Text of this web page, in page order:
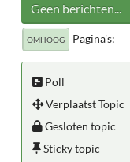
Geen berichten...
OMHOOG Pagina's
Poll
Verplaatst Topic
Gesloten topic
Sticky topic